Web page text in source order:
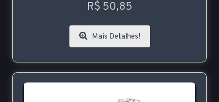
R$ 50,85
Mais Detalhes!